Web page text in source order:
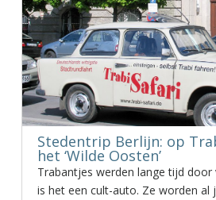
Stedentrip Berlijn: op
het ‘Wilde Oosten’
Trabantjes werden lange tijd door
is het een cult-auto. Ze worden al